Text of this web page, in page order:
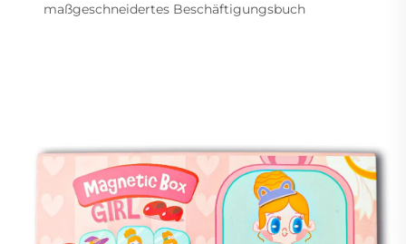
maßgeschneidertes Beschäftigungsbuch